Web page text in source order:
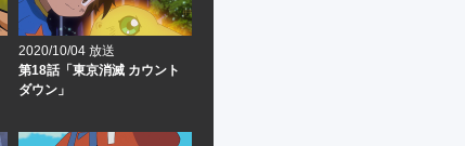
2020/10/04 放送
第18話「東京消滅 カウント
ダウン」